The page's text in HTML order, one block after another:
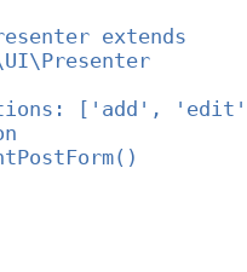
extends
['add',